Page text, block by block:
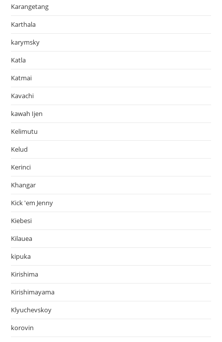
Karangetang
Karthala
karymsky
Katla
Katmai
Kavachi
kawah Ijen
Kelimutu
Kelud
Kerinci
Khangar
Kick 'em Jenny
Kiebesi
Kilauea
kipuka
Kirishima
Kirishimayama
Klyuchevskoy
korovin